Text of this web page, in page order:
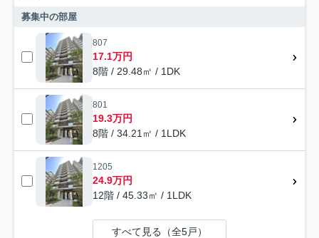
募集中の部屋
807
17.1万円
8階 / 29.48㎡ / 1DK
801
19.3万円
8階 / 34.21㎡ / 1LDK
1205
24.9万円
12階 / 45.33㎡ / 1LDK
すべて見る（全5戸）